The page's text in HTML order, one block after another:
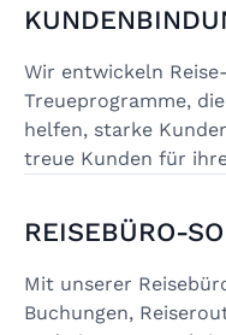
Wir entwickeln
Treueprogramme,
helfen, starke
treue Kunden für
REISEBÜRO-
Mit unserer
Buchungen,